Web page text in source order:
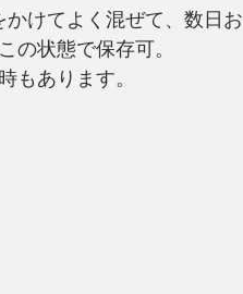
けてよく混ぜて、数日お
の状態で保存可。
あります。